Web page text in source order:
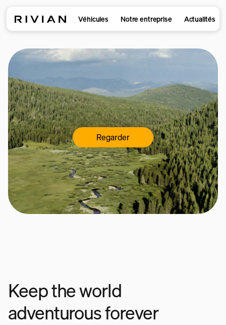
Véhicules Notre entreprise Actualités
Regarder
Keep the world
adventurous forever